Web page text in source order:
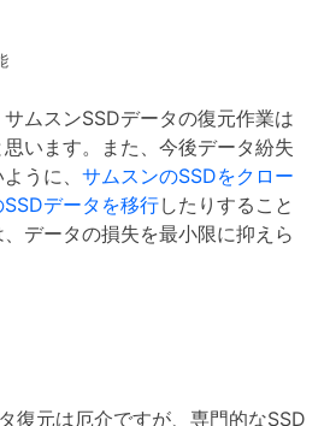
サムスンSSDデータの復元作業は
います。また、今後データ紛失
うに、 サムスンのSSDをクロー
データを移行したりすること
データの損失を最小限に抑えら
復元は厄介ですが、専門的なSSD